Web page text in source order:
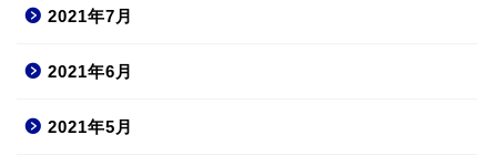
2021年7月
2021年6月
2021年5月